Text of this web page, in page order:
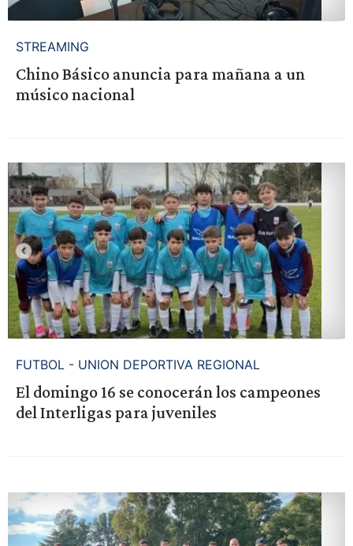
STREAMING
Chino Básico anuncia para mañana a un
músico nacional
FUTBOL - UNION DEPORTIVA REGIONAL
El domingo 16 se conocerán los campeones
del Interligas para juveniles